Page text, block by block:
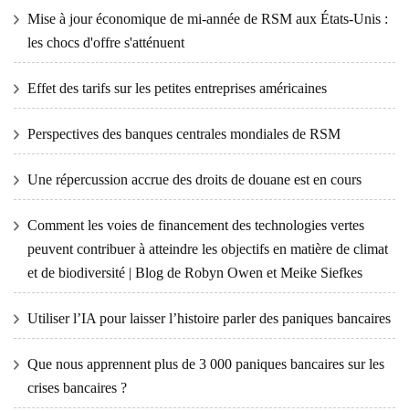
Mise à jour économique de mi-année de RSM aux États-Unis :
les chocs d'offre s'atténuent
Effet des tarifs sur les petites entreprises américaines
Perspectives des banques centrales mondiales de RSM
Une répercussion accrue des droits de douane est en cours
Comment les voies de financement des technologies vertes
peuvent contribuer à atteindre les objectifs en matière de climat
et de biodiversité | Blog de Robyn Owen et Meike Siefkes
Utiliser l’IA pour laisser l’histoire parler des paniques bancaires
Que nous apprennent plus de 3 000 paniques bancaires sur les
crises bancaires ?